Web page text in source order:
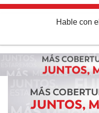
Hable con el